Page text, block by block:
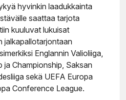
hyvinkin laadukkainta
saattaa tarjota
kuuluvat lukuisat
jalkapallotarjontaan
Englannin Valioliiga,
ja Championship, Saksan
sekä UEFA Europa
Conference League.